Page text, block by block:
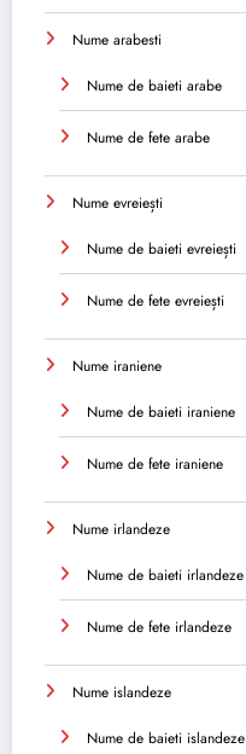
Nume arabesti
Nume de baieti arabe
Nume de fete arabe
Nume evreiești
Nume de baieti evreiești
Nume de fete evreiești
Nume iraniene
Nume de baieti iraniene
Nume de fete iraniene
Nume irlandeze
Nume de baieti irlandeze
Nume de fete irlandeze
Nume islandeze
Nume de baieti islandeze